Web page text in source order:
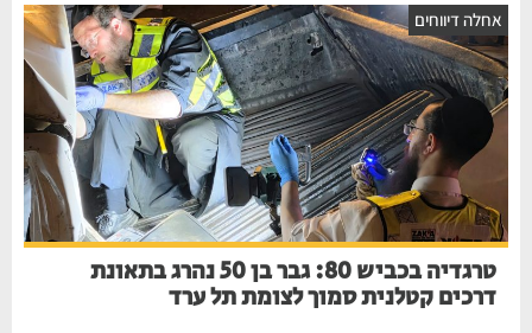
דיווחים
טרגדיה בכביש 80: גבר בן 50 נהרג בתאונת
דרכים קטלנית סמוך לצומת תל ערד